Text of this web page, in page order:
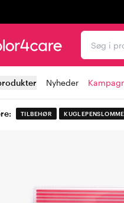
Søg i
Nyheder
TILBEHØR KUGLEPENSLOMME